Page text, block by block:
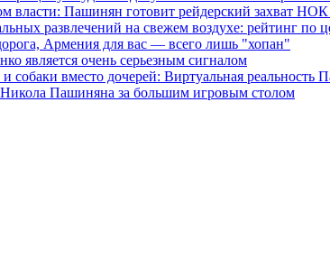
власти: Пашинян готовит рейдерский захват
развлечений на свежем воздухе: рейтинг по
Армения для вас — всего лишь "хопан"
является очень серьезным сигналом
собаки вместо дочерей: Виртуальная реальность
Никола Пашиняна за большим игровым столом